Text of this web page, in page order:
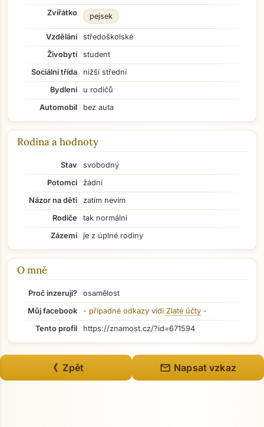
Zvířátko
pejsek
Vzdělání
středoškolské
Živobytí
student
Sociální třída
nižší střední
Bydlení
u rodičů
Automobil
bez auta
Rodina a hodnoty
Stav
svobodný
Potomci
žádní
Názor na děti
zatím nevím
Rodiče
tak normální
Zázemí
je z úplné rodiny
O mně
Proč inzeruji?
osamělost
Můj facebook
- případné odkazy vidí Zlaté účty -
Tento profil
https://znamost.cz/?id=671594
《 Zpět mail Napsat vzkaz